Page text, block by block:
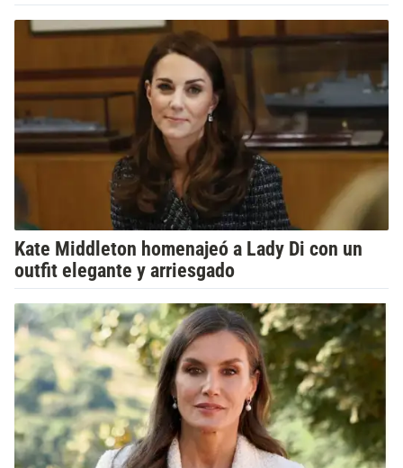
Kate Middleton homenajeó a Lady Di con un
outfit elegante y arriesgado